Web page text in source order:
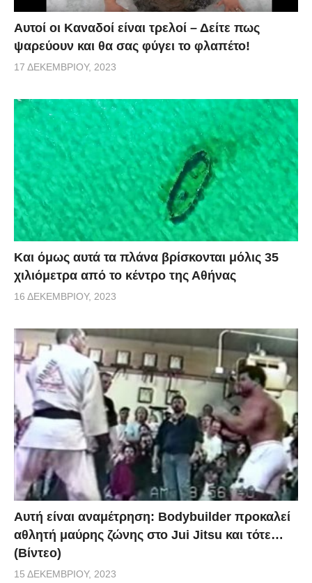
Αυτοί οι Καναδοί είναι τρελοί – Δείτε πως
ψαρεύουν και θα σας φύγει το φλαπέτο!
17 ΔΕΚΕΜΒΡΊΟΥ, 2023
Και όμως αυτά τα πλάνα βρίσκονται μόλις 35
χιλιόμετρα από το κέντρο της Αθήνας
16 ΔΕΚΕΜΒΡΊΟΥ, 2023
Αυτή είναι αναμέτρηση: Bodybuilder προκαλεί
αθλητή μαύρης ζώνης στο Jui Jitsu και τότε…
(Βίντεο)
15 ΔΕΚΕΜΒΡΊΟΥ, 2023